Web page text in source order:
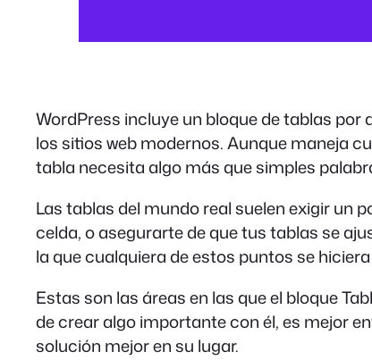
WordPress incluye un bloque de tablas
los sitios web modernos. Aunque maneja
tabla necesita algo más que simples
Las tablas del mundo real suelen exigir un
celda, o asegurarte de que tus tablas se
la que cualquiera de estos puntos se
Estas son las áreas en las que el bloque
de crear algo importante con él, es mejor
solución mejor en su lugar.